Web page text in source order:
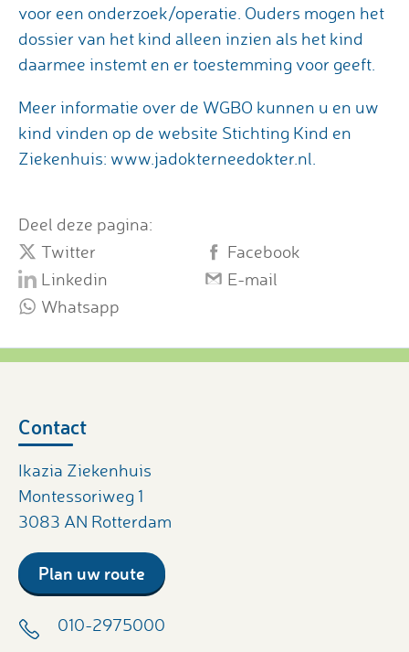
voor een onderzoek/operatie. Ouders mogen het
dossier van het kind alleen inzien als het kind
daarmee instemt en er toestemming voor geeft.
Meer informatie over de WGBO kunnen u en uw
kind vinden op de website Stichting Kind en
Ziekenhuis: www.jadokterneedokter.nl.
Deel deze pagina:
Twitter
Facebook
Linkedin
E-mail
Whatsapp
Contact
Ikazia Ziekenhuis
Montessoriweg 1
3083 AN Rotterdam
Plan uw route
010-2975000